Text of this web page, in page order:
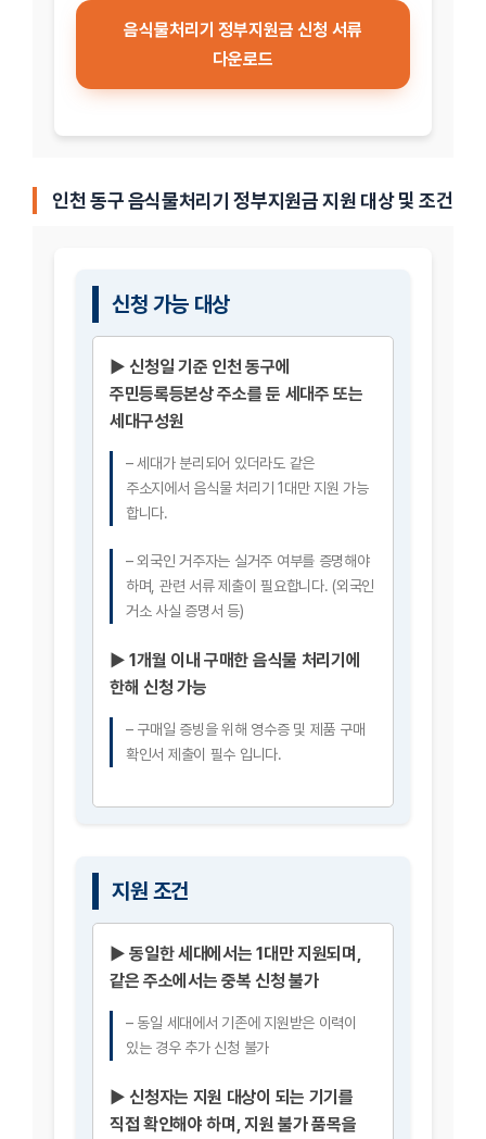
음식물처리기 정부지원금 신청 서류
다운로드
인천 동구 음식물처리기 정부지원금 지원 대상 및 조건
신청 가능 대상
▶ 신청일 기준 인천 동구에
주민등록등본상 주소를 둔 세대주 또는
세대구성원
– 세대가 분리되어 있더라도 같은
주소지에서 음식물 처리기 1대만 지원 가능
합니다.
– 외국인 거주자는 실거주 여부를 증명해야
하며, 관련 서류 제출이 필요합니다. (외국인
거소 사실 증명서 등)
▶ 1개월 이내 구매한 음식물 처리기에
한해 신청 가능
– 구매일 증빙을 위해 영수증 및 제품 구매
확인서 제출이 필수 입니다.
지원 조건
▶ 동일한 세대에서는 1대만 지원되며,
같은 주소에서는 중복 신청 불가
– 동일 세대에서 기존에 지원받은 이력이
있는 경우 추가 신청 불가
▶ 신청자는 지원 대상이 되는 기기를
직접 확인해야 하며, 지원 불가 품목을